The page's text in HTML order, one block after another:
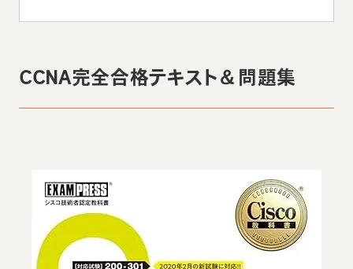
CCNA完全合格テキスト＆問題集